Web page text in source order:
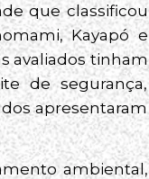
que classificou
Kayapó e
avaliados tinham
de segurança,
apresentaram
ambiental,